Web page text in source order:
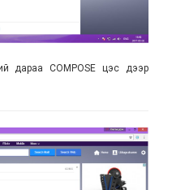
дараа COMPOSE цэс дээр